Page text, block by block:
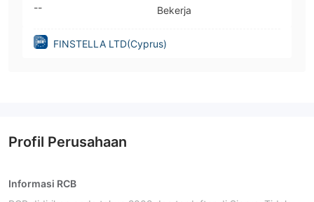
--
Bekerja
FINSTELLA LTD(Cyprus)
Profil Perusahaan
Informasi RCB